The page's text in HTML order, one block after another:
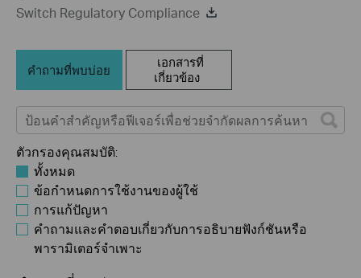
Switch Regulatory Compliance
คำถามที่พบบ่อย
เอกสารที่
เกี่ยวข้อง
ตัวกรองคุณสมบัติ:
ทั้งหมด
ข้อกำหนดการใช้งานของผู้ใช้
การแก้ปัญหา
คำถามและคำตอบเกี่ยวกับการอธิบายฟังก์ชันหรือ
พารามิเตอร์จำเพาะ